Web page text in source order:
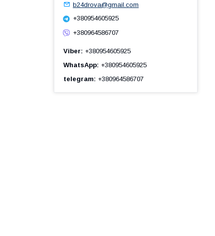
b24drova@gmail.com
+380954605925
+380964586707
Viber
+380954605925
WhatsApp +380954605925
telegram
+380964586707